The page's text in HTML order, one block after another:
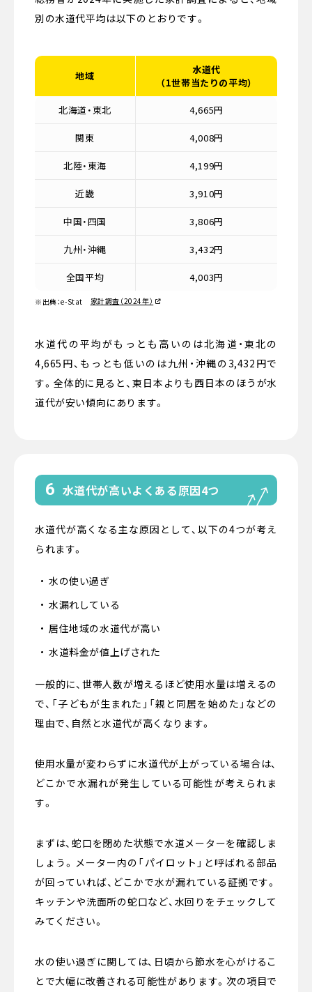
別の水道代平均は以下のとおりです。
地域
水道代
（1世帯当たりの平均）
北海道・東北 4,665円
関東 4,008円
北陸・東海 4,199円
近畿 3,910円
中国・四国 3,806円
九州・沖縄 3,432円
全国平均 4,003円
※出典：e-Stat 家計調査（2024年）
水道代の平均がもっとも高いのは北海道・東北の
4,665円、もっとも低いのは九州・沖縄の3,432円で
す。全体的に見ると、東日本よりも西日本のほうが水
道代が安い傾向にあります。
6 水道代が高いよくある原因4つ
水道代が高くなる主な原因として、以下の4つが考え
られます。
水の使い過ぎ
水漏れしている
居住地域の水道代が高い
水道料金が値上げされた
一般的に、世帯人数が増えるほど使用水量は増えるの
で、「子どもが生まれた」「親と同居を始めた」などの
理由で、自然と水道代が高くなります。
使用水量が変わらずに水道代が上がっている場合は、
どこかで水漏れが発生している可能性が考えられま
す。
まずは、蛇口を閉めた状態で水道メーターを確認しま
しょう。メーター内の「パイロット」と呼ばれる部品
が回っていれば、どこかで水が漏れている証拠です。
キッチンや洗面所の蛇口など、水回りをチェックして
みてください。
水の使い過ぎに関しては、日頃から節水を心がけるこ
とで大幅に改善される可能性があります。次の項目で